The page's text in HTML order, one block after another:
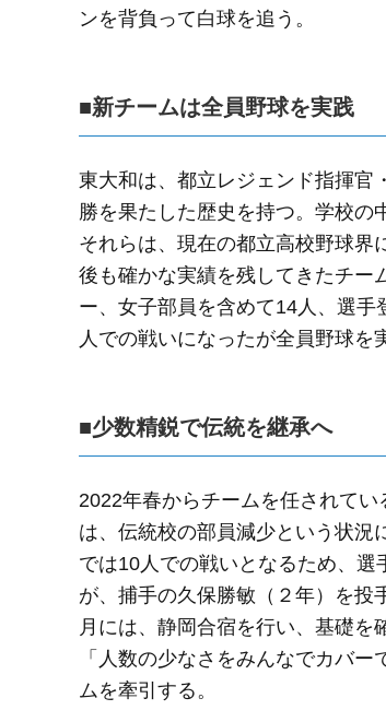
ンを背負って白球を追う。
■新チームは全員野球を実践
東大和は、都立レジェンド指揮官
勝を果たした歴史を持つ。学校の
それらは、現在の都立高校野球界
後も確かな実績を残してきたチー
ー、女子部員を含めて14人、選
人での戦いになったが全員野球を
■少数精鋭で伝統を継承へ
2022年春からチームを任されて
は、伝統校の部員減少という状況
では10人での戦いとなるため、
が、捕手の久保勝敏（２年）を投
月には、静岡合宿を行い、基礎
「人数の少なさをみんなでカバ
ムを牽引する。